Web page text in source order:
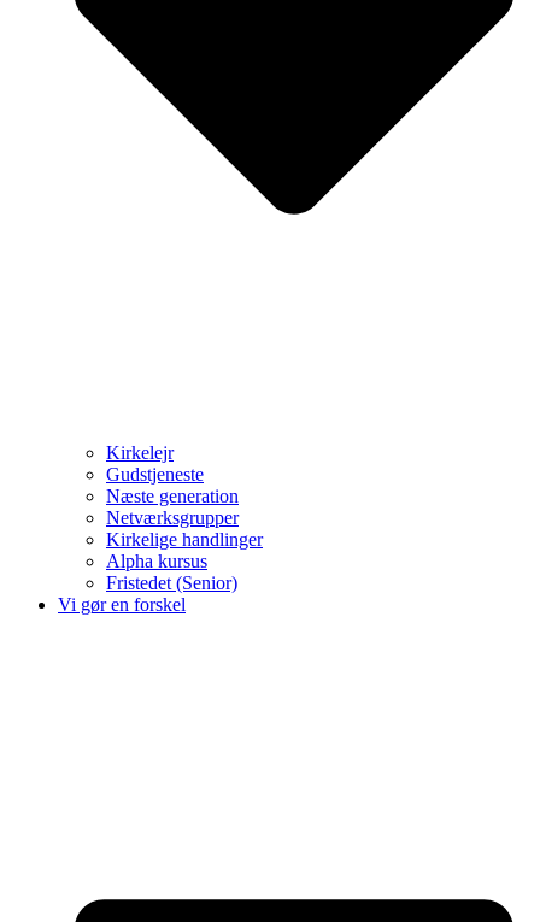
Kirkelejr
Gudstjeneste
Næste generation
Netværksgrupper
Kirkelige handlinger
Alpha kursus
Fristedet (Senior)
Vi gør en forskel